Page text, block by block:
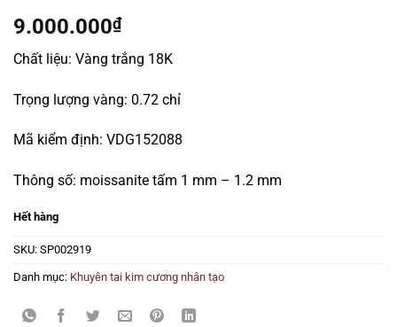
9.000.000₫
Chất liệu: Vàng trắng 18K
Trọng lượng vàng: 0.72 chỉ
Mã kiểm định: VDG152088
Thông số: moissanite tấm 1 mm – 1.2 mm
Hết hàng
SKU: SP002919
Danh mục: Khuyên tai kim cương nhân tạo